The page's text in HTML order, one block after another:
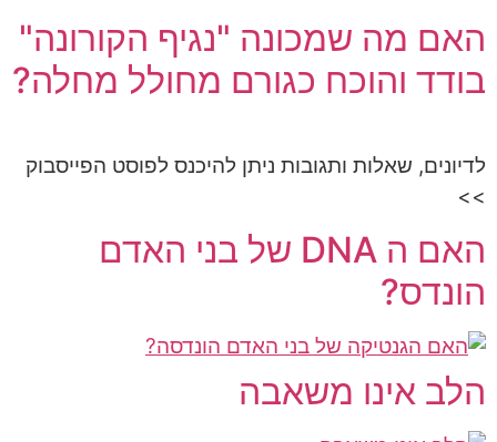
האם מה שמכונה "נגיף הקורונה"
בודד והוכח כגורם מחולל מחלה?
לדיונים, שאלות ותגובות ניתן להיכנס לפוסט הפייסבוק
>>
האם ה DNA של בני האדם
הונדס?
הלב אינו משאבה